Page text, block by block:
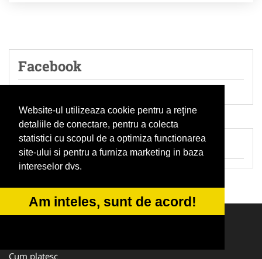
Website-ul utilizeaza cookie pentru a reţine
detaliile de conectare, pentru a colecta
statistici cu scopul de a optimiza functionarea
site-ului si pentru a furniza marketing in baza
intereselor dvs.
Am inteles, sunt de acord!
Facebook
Aplicatii mobil
Cum platesc